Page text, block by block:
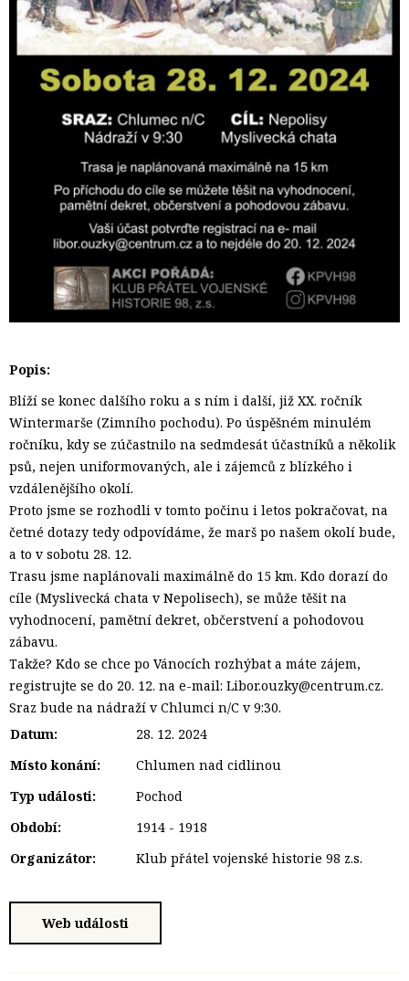
Popis:
Blíží se konec dalšího roku a s ním i další, již XX. ročník
Wintermarše (Zimního pochodu). Po úspěšném minulém
ročníku, kdy se zúčastnilo na sedmdesát účastníků a několik
psů, nejen uniformovaných, ale i zájemců z blízkého i
vzdálenějšího okolí.
Proto jsme se rozhodli v tomto počinu i letos pokračovat, na
četné dotazy tedy odpovídáme, že marš po našem okolí bude,
a to v sobotu 28. 12.
Trasu jsme naplánovali maximálně do 15 km. Kdo dorazí do
cíle (Myslivecká chata v Nepolisech), se může těšit na
vyhodnocení, pamětní dekret, občerstvení a pohodovou
zábavu.
Takže? Kdo se chce po Vánocích rozhýbat a máte zájem,
registrujte se do 20. 12. na e-mail: Libor.ouzky@centrum.cz.
Sraz bude na nádraží v Chlumci n/C v 9:30.
Datum:
28. 12. 2024
Místo konání:
Chlumen nad cidlinou
Typ události:
Pochod
Období:
1914 - 1918
Organizátor:
Klub přátel vojenské historie 98 z.s.
Web události